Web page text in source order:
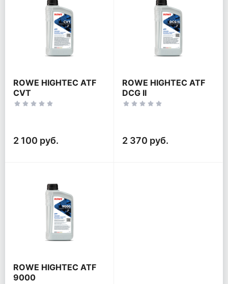
ROWE HIGHTEC ATF
CVT
2 100 руб.
ROWE HIGHTEC ATF
DCG II
2 370 руб.
ROWE HIGHTEC ATF
9000